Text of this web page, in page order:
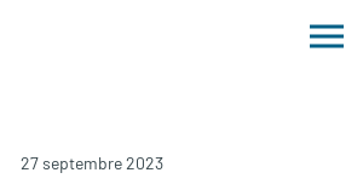
27 septembre 2023